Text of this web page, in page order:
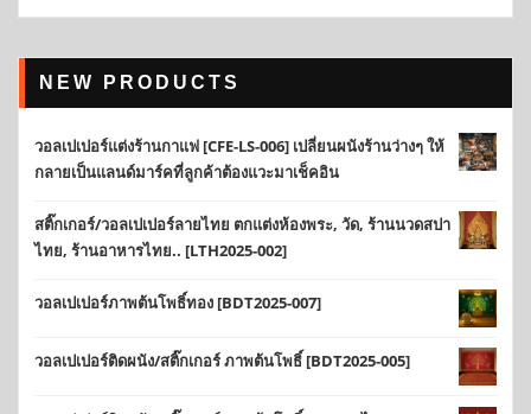
NEW PRODUCTS
วอลเปเปอร์แต่งร้านกาแฟ [CFE-LS-006] เปลี่ยนผนังร้านว่างๆ ให้
กลายเป็นแลนด์มาร์คที่ลูกค้าต้องแวะมาเช็คอิน
สติ๊กเกอร์/วอลเปเปอร์ลายไทย ตกแต่งห้องพระ, วัด, ร้านนวดสปา
ไทย, ร้านอาหารไทย.. [LTH2025-002]
วอลเปเปอร์ภาพต้นโพธิ์ทอง [BDT2025-007]
วอลเปเปอร์ติดผนัง/สติ๊กเกอร์ ภาพต้นโพธิ์ [BDT2025-005]